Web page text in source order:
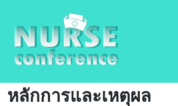
หลักการและเหตุผล